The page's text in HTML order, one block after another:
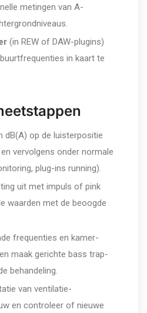
metingen van A-
(in REW of DAW-plugins)
in kaart te
dB(A) op de luisterpositie
vervolgens onder normale
plug-ins running).
uit met impuls of pink
waarden met de beoogde
frequenties en kamer-
maak gerichte bass trap-
behandeling.
van ventilatie-
en controleer of nieuwe